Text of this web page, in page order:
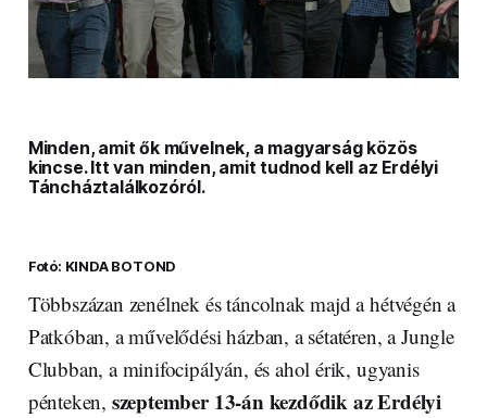
Minden, amit ők művelnek, a magyarság közös
kincse. Itt van minden, amit tudnod kell az Erdélyi
Táncháztalálkozóról.
Fotó: KINDA BOTOND
Többszázan zenélnek és táncolnak majd a hétvégén a
Patkóban, a művelődési házban, a sétatéren, a Jungle
Clubban, a minifocipályán, és ahol érik, ugyanis
pénteken, szeptember 13-án kezdődik az Erdélyi